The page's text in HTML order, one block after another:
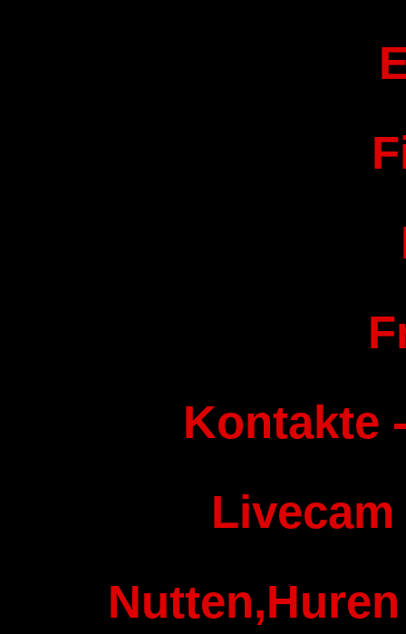
Kontakte